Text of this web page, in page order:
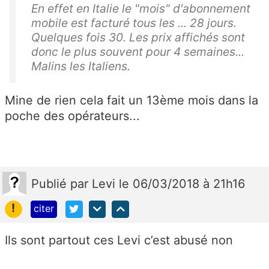
En effet en Italie le "mois" d'abonnement
mobile est facturé tous les ... 28 jours.
Quelques fois 30. Les prix affichés sont
donc le plus souvent pour 4 semaines...
Malins les Italiens.
Mine de rien cela fait un 13ème mois dans la
poche des opérateurs...
Publié par Levi le 06/03/2018 à 21h16
!
citer
Ils sont partout ces Levi c’est abusé non